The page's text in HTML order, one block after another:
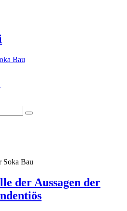
Bau
Soka Bau
der Aussagen der